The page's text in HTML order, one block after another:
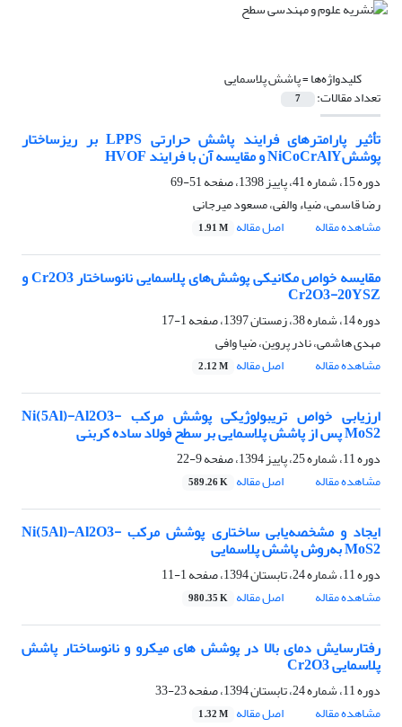
کلیدواژه‌ها =پاشش پلاسمایی
تعداد مقالات: 7
تأثیر پارامترهای فرایند پاشش حرارتی LPPS بر ریزساختار
پوششNiCoCrAlY و مقایسه آن با فرایند HVOF
دوره 15، شماره 41، پاییز 1398، صفحه
51-69
رضا قاسمی، ضیاء والفی، مسعود میرجانی
مشاهده مقاله
اصل مقاله 1.91 M
مقایسه خواص مکانیکی پوشش‌های پلاسمایی نانوساختار Cr2O3 و
Cr2O3-20YSZ
دوره 14، شماره 38، زمستان 1397، صفحه
1-17
مهدی هاشمی، نادر پروین، ضیا وافی
مشاهده مقاله
اصل مقاله 2.12 M
ارزیابی خواص تریبولوژیکی پوشش مرکب Ni(5Al)-Al2O3-
MoS2 پس از پاشش پلاسمایی بر سطح فولاد ساده کربنی
دوره 11، شماره 25، پاییز 1394، صفحه
9-22
مشاهده مقاله
اصل مقاله 589.26 K
ایجاد و مشخصه‌یابی ساختاری پوشش مرکب Ni(5Al)-Al2O3-
MoS2 به‌روش پاشش پلاسمایی
دوره 11، شماره 24، تابستان 1394، صفحه
1-11
مشاهده مقاله
اصل مقاله 980.35 K
رفتارسایش دمای بالا در پوشش های میکرو و نانوساختار پاشش
پلاسمایی Cr2O3
دوره 11، شماره 24، تابستان 1394، صفحه
23-33
مشاهده مقاله
اصل مقاله 1.32 M